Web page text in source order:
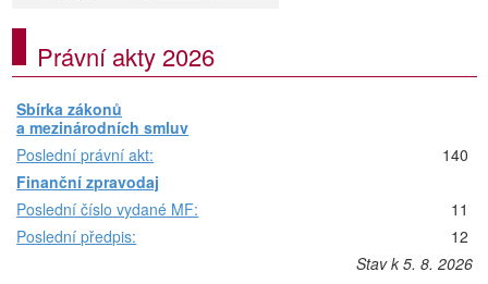
Právní akty 2026
Sbírka zákonů
a mezinárodních smluv
Poslední právní akt:
140
Finanční zpravodaj
Poslední číslo vydané MF:
11
Poslední předpis:
12
Stav k 5. 8. 2026